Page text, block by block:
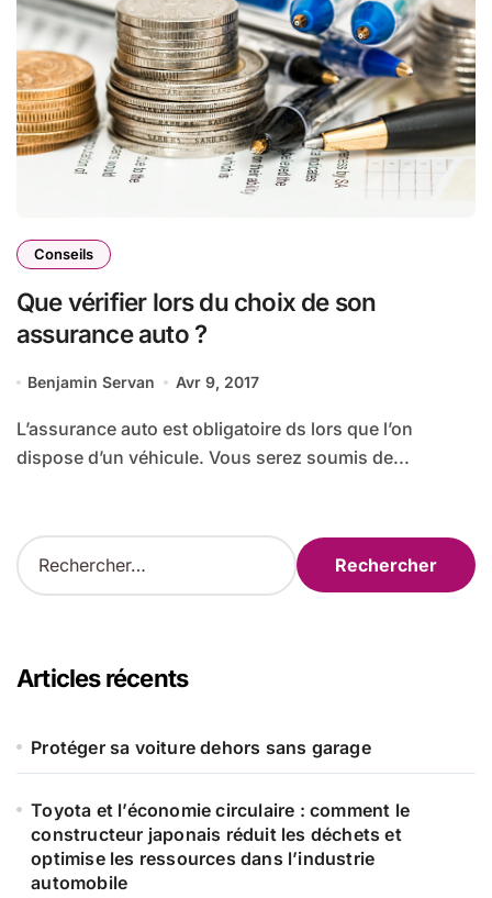
Conseils
Que vérifier lors du choix de son
assurance auto ?
Benjamin Servan Avr 9, 2017
L’assurance auto est obligatoire ds lors que l’on
dispose d’un véhicule. Vous serez soumis de...
R
e
c
e
:
Articles récents
Protéger sa voiture dehors sans garage
Toyota et l’économie circulaire : comment le
constructeur japonais réduit les déchets et
optimise les ressources dans l’industrie
automobile